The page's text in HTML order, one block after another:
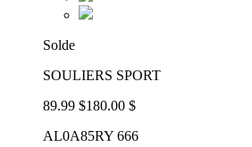
Solde
SOULIERS SPORT
89.99 $180.00 $
AL0A85RY 666